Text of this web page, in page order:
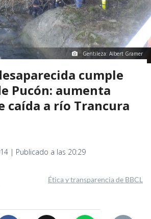
Gentileza: Albert Gramer
cumple
Pucón: aumenta
caída a río Trancura
| Publicado a las 20:29
Ética y transparencia de BBCL